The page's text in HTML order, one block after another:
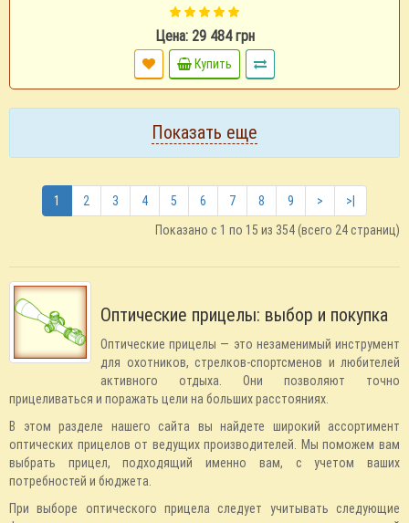
Цена: 29 484 грн
Купить
Показать еще
1 2 3 4 5 6 7 8 9 >
>|
Показано с 1 по 15 из 354 (всего 24 страниц)
Оптические прицелы: выбор и покупка
Оптические прицелы — это незаменимый инструмент
для охотников, стрелков-спортсменов и любителей
активного отдыха. Они позволяют точно
прицеливаться и поражать цели на больших расстояниях.
В этом разделе нашего сайта вы найдете широкий ассортимент
оптических прицелов от ведущих производителей. Мы поможем вам
выбрать прицел, подходящий именно вам, с учетом ваших
потребностей и бюджета.
При выборе оптического прицела следует учитывать следующие